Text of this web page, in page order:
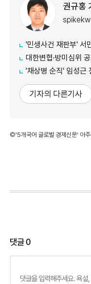
권규홍
'민생사건 재판부' 서민 해결사
대한변협·방미심위 공조…'
'채상병 순직' 임성근
기자의 다른기사
©'5개국어 글로벌 경제신문' 아주
댓글0